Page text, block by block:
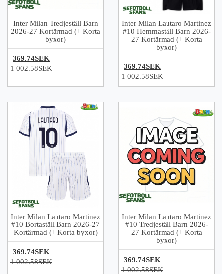
Inter Milan Tredjeställ Barn
2026-27 Kortärmad (+ Korta
byxor)
369.74SEK
1 002.58SEK
Inter Milan Lautaro Martinez
#10 Hemmaställ Barn 2026-
27 Kortärmad (+ Korta
byxor)
369.74SEK
1 002.58SEK
Inter Milan Lautaro Martinez
#10 Bortaställ Barn 2026-27
Kortärmad (+ Korta byxor)
369.74SEK
1 002.58SEK
Inter Milan Lautaro Martinez
#10 Tredjeställ Barn 2026-
27 Kortärmad (+ Korta
byxor)
369.74SEK
1 002.58SEK